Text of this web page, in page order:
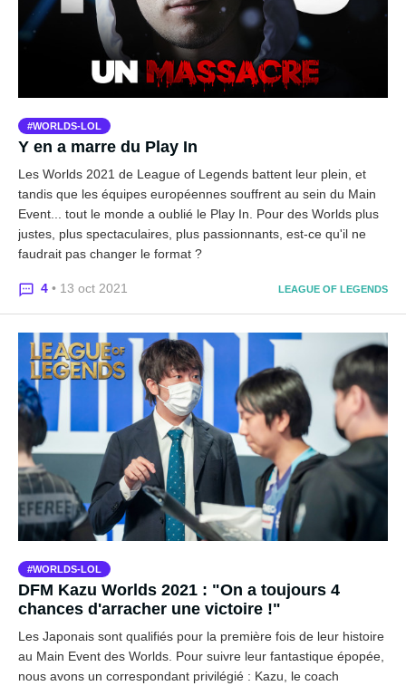
WORLDS-LOL
Y en a marre du Play In
Les Worlds 2021 de League of Legends battent leur plein, et
tandis que les équipes européennes souffrent au sein du Main
Event... tout le monde a oublié le Play In. Pour des Worlds plus
justes, plus spectaculaires, plus passionnants, est-ce qu'il ne
faudrait pas changer le format ?
4 • 13 oct 2021 LEAGUE OF LEGENDS
WORLDS-LOL
DFM Kazu Worlds 2021 : "On a toujours 4
chances d'arracher une victoire !"
Les Japonais sont qualifiés pour la première fois de leur histoire
au Main Event des Worlds. Pour suivre leur fantastique épopée,
nous avons un correspondant privilégié : Kazu, le coach